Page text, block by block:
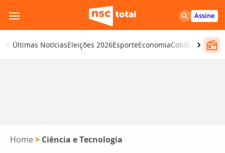
para
o
conteúdo
Assine
Últimas NotíciasEleições 2026EsporteEconomiaCotidiano
Home > Ciência e Tecnologia